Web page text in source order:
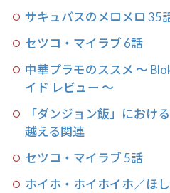
サキュバスのメロメロ 35
セツコ・マイラブ 6話
中華プラモのススメ 〜
イド レビュー 〜
「ダンジョン飯」におけ
越える関連
セツコ・マイラブ 5話
ホイホ・ホイホイホ／ほ